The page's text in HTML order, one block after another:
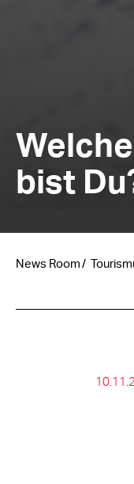
bist
News Room